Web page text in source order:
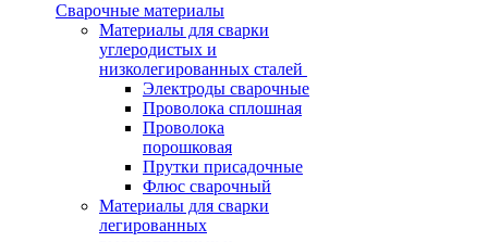
Сварочные материалы
Материалы для сварки
углеродистых и
низколегированных сталей
Электроды сварочные
Проволока сплошная
Проволока
порошковая
Прутки присадочные
Флюс сварочный
Материалы для сварки
легированных